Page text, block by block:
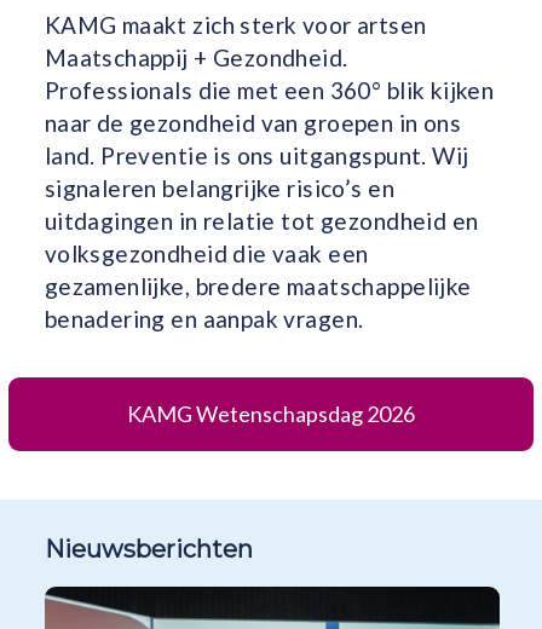
KAMG maakt zich sterk voor artsen
Maatschappij + Gezondheid.
Professionals die met een 360° blik kijken
naar de gezondheid van groepen in ons
land. Preventie is ons uitgangspunt. Wij
signaleren belangrijke risico’s en
uitdagingen in relatie tot gezondheid en
volksgezondheid die vaak een
gezamenlijke, bredere maatschappelijke
benadering en aanpak vragen.
KAMG Wetenschapsdag 2026
Nieuwsberichten